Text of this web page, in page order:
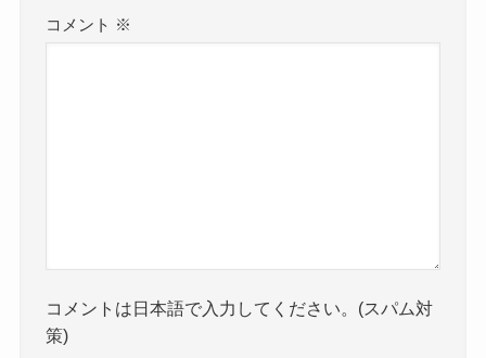
コメント ※
コメントは日本語で入力してください。(スパム対
策)